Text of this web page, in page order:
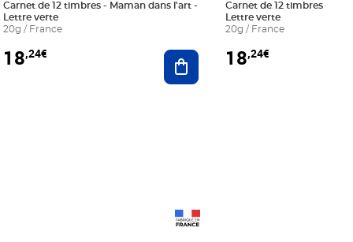
au panier
Carnet de 12 timbres - Maman dans l'art -
Lettre verte
20g / France
18,24€ Ajouter au panier
Carnet de 12 timbres - Le
Lettre verte
20g / France
18,24€